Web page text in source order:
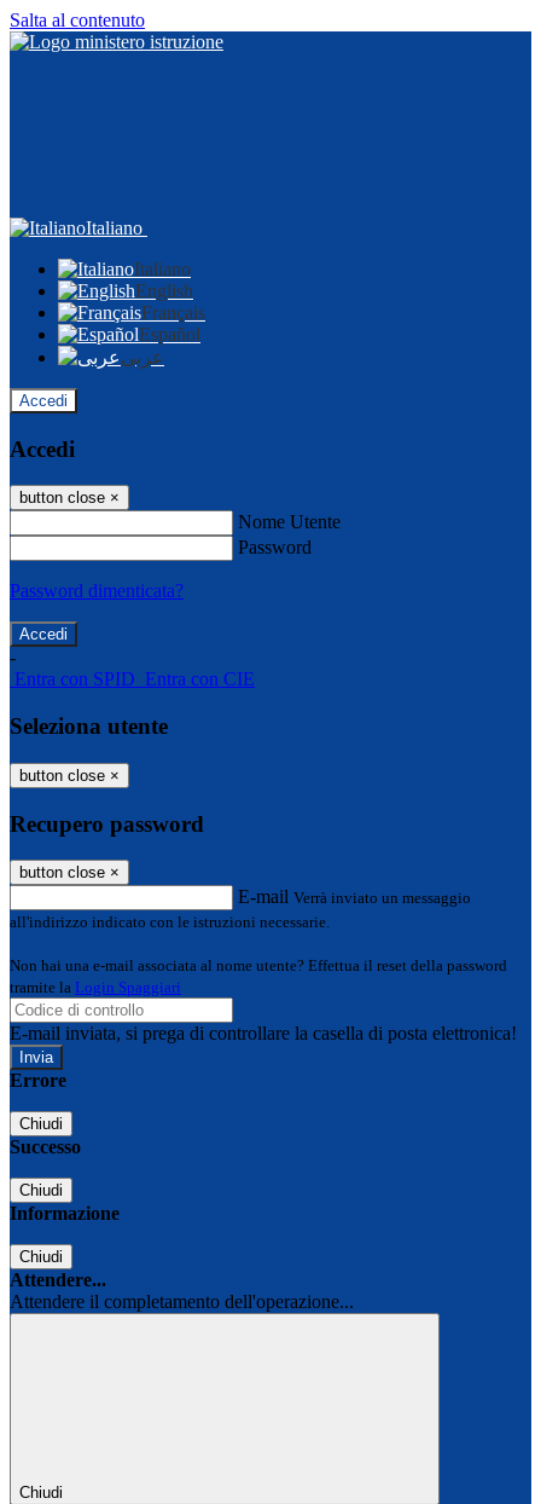
Salta al contenuto
Italiano
Italiano
English
Français
Español
عربى
Accedi
Accedi
button close ×
Nome Utente
Password
Password dimenticata?
-
Entra con SPID Entra con CIE
Seleziona utente
button close ×
Recupero password
button close ×
E-mail Verrà inviato un messaggio
all'indirizzo indicato con le istruzioni necessarie.
Non hai una e-mail associata al nome utente? Effettua il reset della password
tramite la Login Spaggiari
E-mail inviata, si prega di controllare la casella di posta elettronica!
Errore
Chiudi
Successo
Chiudi
Informazione
Chiudi
Attendere...
Attendere il completamento dell'operazione...
Chiudi